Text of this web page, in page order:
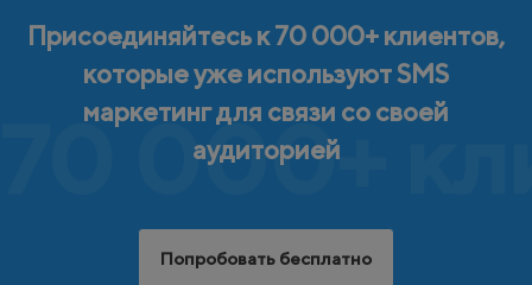
70 000+
Присоединяйтесь к 70 000+ клиентов,
которые уже используют SMS
маркетинг для связи со своей
аудиторией
Попробовать бесплатно